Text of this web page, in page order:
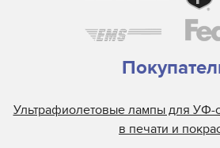
Hanovia
Heidelberg
Henkel
Hewlett
Interlight
Ультрафиолетовые лампы для УФ-
в печати и